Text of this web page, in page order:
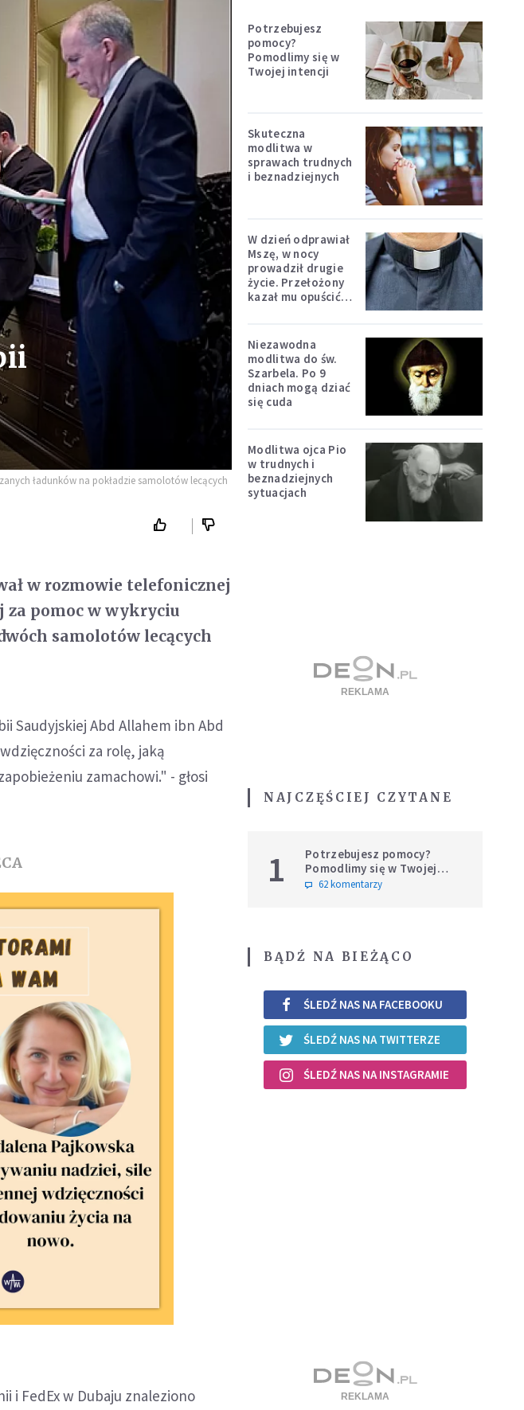
ładunków na pokładzie samolotów lecących
w rozmowie telefonicznej
za pomoc w wykryciu
samolotów lecących
Saudyjskiej Abd Allahem ibn Abd
za rolę, jaką
zamachowi." - głosi
i FedEx w Dubaju znaleziono
Potrzebujesz
pomocy?
Pomodlimy się w
Twojej intencji
Skuteczna
modlitwa w
sprawach trudnych
i beznadziejnych
W dzień odprawiał
Mszę, w nocy
prowadził drugie
życie. Przełożony
kazał mu opuścić
Niezawodna
modlitwa do św.
Szarbela. Po 9
dniach mogą dziać
się cuda
Modlitwa ojca Pio
w trudnych i
beznadziejnych
sytuacjach
NAJCZĘŚCIEJ CZYTANE
1
Potrzebujesz pomocy?
Pomodlimy się w Twojej
intencji
62 komentarzy
BĄDŹ NA BIEŻĄCO
ŚLEDŹ NAS NA FACEBOOKU
ŚLEDŹ NAS NA TWITTERZE
ŚLEDŹ NAS NA INSTAGRAMIE